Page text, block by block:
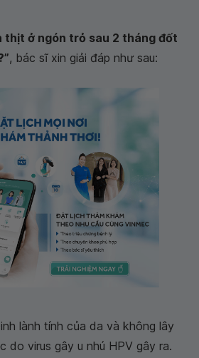
thịt ở ngón trỏ sau 2 tháng đốt
, bác sĩ xin giải đáp như sau:
lành tính của da và không lây
do virus gây u nhú HPV gây ra.